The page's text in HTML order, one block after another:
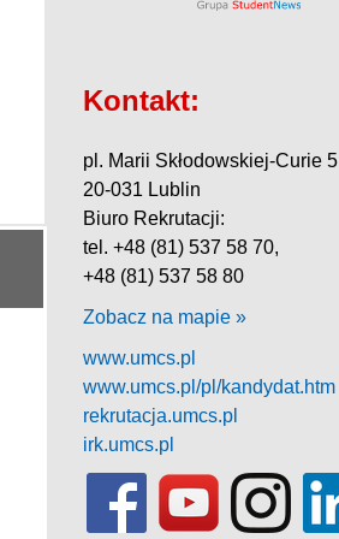
Kontakt:
pl. Marii Skłodowskiej-Curie 5
20-031 Lublin
Biuro Rekrutacji:
tel. +48 (81) 537 58 70,
+48 (81) 537 58 80
Zobacz na mapie »
www.umcs.pl
www.umcs.pl/pl/kandydat.htm
rekrutacja.umcs.pl
irk.umcs.pl